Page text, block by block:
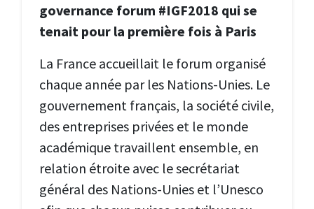
governance forum #IGF2018 qui se
tenait pour la première fois à Paris
La France accueillait le forum organisé
chaque année par les Nations-Unies. Le
gouvernement français, la société civile,
des entreprises privées et le monde
académique travaillent ensemble, en
relation étroite avec le secrétariat
général des Nations-Unies et l’Unesco